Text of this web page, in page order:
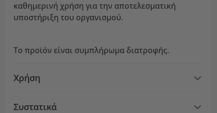
καθημερινή χρήση για την αποτελεσματική
υποστήριξη του οργανισμού.
Το προϊόν είναι συμπλήρωμα διατροφής.
Χρήση
Συστατικά